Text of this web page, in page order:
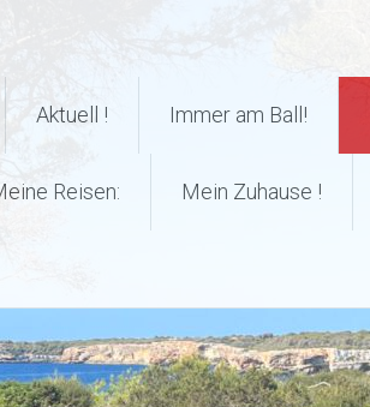
Aktuell ! Immer am Ball!
Reisen: Mein Zuhause !